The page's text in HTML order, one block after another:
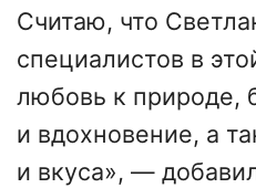
Считаю, что
специалистов в
любовь к природе,
и вдохновение, а
и вкуса», —